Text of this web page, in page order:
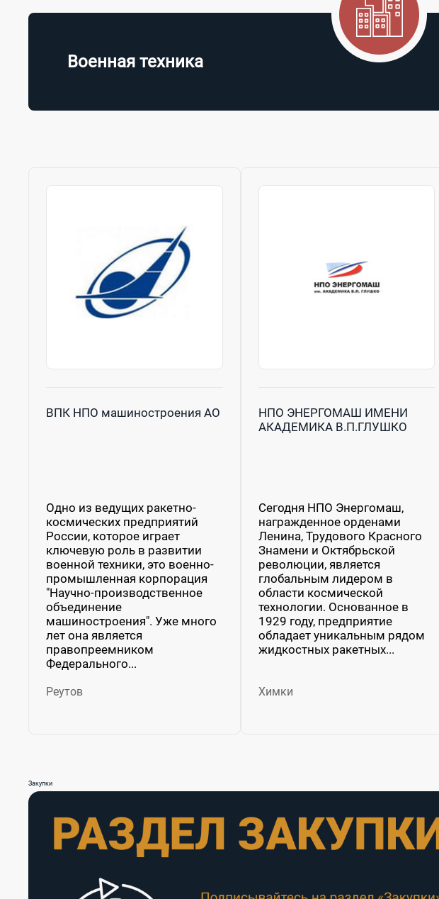
Военная техника
ВПК НПО машиностроения АО
Одно из ведущих ракетно-
космических предприятий
России, которое играет
ключевую роль в развитии
военной техники, это военно-
промышленная корпорация
"Научно-производственное
объединение
машиностроения". Уже много
лет она является
правопреемником
Федерального...
Реутов
НПО ЭНЕРГОМАШ ИМЕНИ
АКАДЕМИКА В.П.ГЛУШКО
Сегодня НПО Энергомаш,
награжденное орденами
Ленина, Трудового Красного
Знамени и Октябрьской
революции, является
глобальным лидером в
области космической
технологии. Основанное в
1929 году, предприятие
обладает уникальным рядом
жидкостных ракетных...
Химки
Закупки